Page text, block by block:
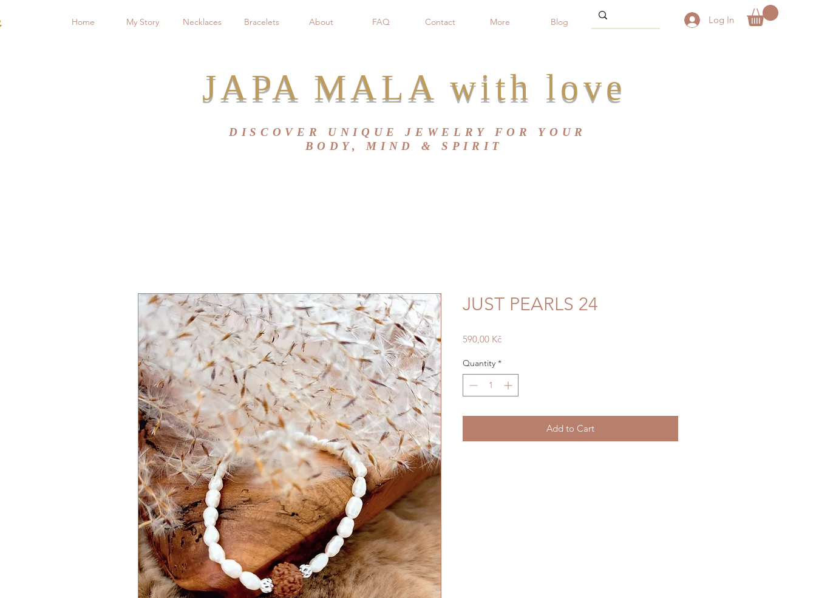
Home My Story Necklaces Bracelets About FAQ Contact More Blog Log In
JAPA MALA with love
DISCOVER UNIQUE JEWELRY FOR YOUR
BODY, MIND & SPIRIT
JUST PEARLS 24
590,00 KčPrice
Quantity *
Add to Cart